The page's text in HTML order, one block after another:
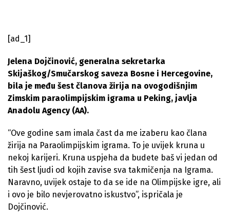
[ad_1]
Jelena Dojčinović, generalna sekretarka
Skijaškog/Smučarskog saveza Bosne i Hercegovine,
bila je među šest članova žirija na ovogodišnjim
Zimskim paraolimpijskim igrama u Peking, javlja
Anadolu Agency (AA).
“Ove godine sam imala čast da me izaberu kao člana
žirija na Paraolimpijskim igrama. To je uvijek kruna u
nekoj karijeri. Kruna uspjeha da budete baš vi jedan od
tih šest ljudi od kojih zavise sva takmičenja na Igrama.
Naravno, uvijek ostaje to da se ide na Olimpijske igre, ali
i ovo je bilo nevjerovatno iskustvo”, ispričala je
Dojčinović.